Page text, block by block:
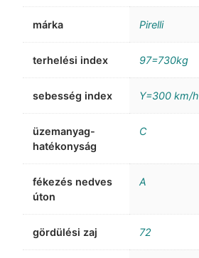
márka Pirelli
terhelési index 97=730kg
sebesség index Y=300 km/h
üzemanyag-
hatékonyság
C
fékezés nedves
úton
A
gördülési zaj 72